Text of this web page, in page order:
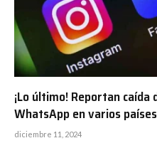
¡Lo último! Reportan
WhatsApp en varios países
diciembre 11, 2024